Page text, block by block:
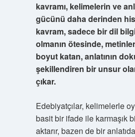
kavramı, kelimelerin ve
gücünü daha derinden
kavram, sadece bir dil
olmanın ötesinde,
boyut katan, anlatının
şekillendiren bir unsur
çıkar.
Edebiyatçılar, kelimelerle
basit bir ifade ile karmaşık
aktarır, bazen de bir